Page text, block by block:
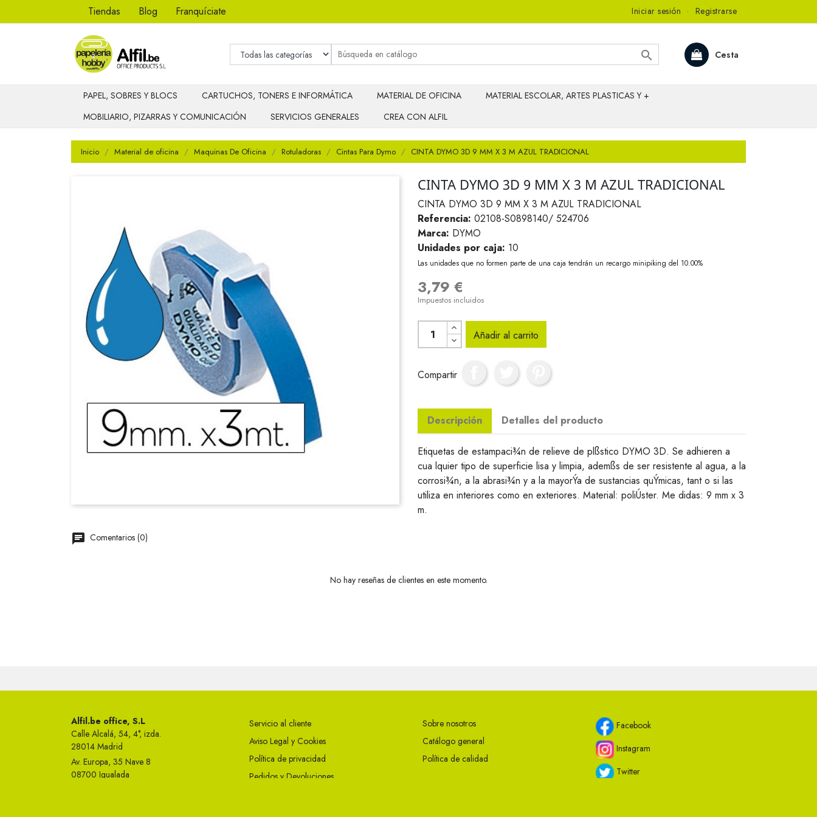
Tiendas Blog Franquíciate Iniciar sesión · Registrarse
Cesta

PAPEL, SOBRES Y BLOCS CARTUCHOS, TONERS E INFORMÁTICA MATERIAL DE OFICINA
MATERIAL ESCOLAR, ARTES PLASTICAS Y +
MOBILIARIO, PIZARRAS Y COMUNICACIÓN
SERVICIOS GENERALES CREA CON ALFIL
Inicio Material de oficina Maquinas De Oficina Rotuladoras Cintas Para Dymo CINTA DYMO 3D 9 MM X 3 M AZUL TRADICIONAL
CINTA DYMO 3D 9 MM X 3 M AZUL TRADICIONAL
CINTA DYMO 3D 9 MM X 3 M AZUL TRADICIONAL
Referencia: 02108-S0898140/ 524706
Marca: DYMO
Unidades por caja: 10
Las unidades que no formen parte de una caja tendrán un recargo minipiking del 10.00%
3,79 €
Impuestos incluidos
Añadir al carrito
Compartir
Descripción Detalles del producto
Etiquetas de estampaci¾n de relieve de plßstico DYMO 3D. Se adhieren a
cua lquier tipo de superficie lisa y limpia, ademßs de ser resistente al agua, a la
corrosi¾n, a la abrasi¾n y a la mayorÝa de sustancias quÝmicas, tant o si las
utiliza en interiores como en exteriores. Material: poliÚster. Me didas: 9 mm x 3
m.
Comentarios (0)
No hay reseñas de clientes en este momento.
Alfil.be office, S.L
Calle Alcalá, 54, 4°, izda.
28014 Madrid
Av. Europa, 35 Nave 8
08700 Igualada
Servicio al cliente
Aviso Legal y Cookies
Política de privacidad
Pedidos y Devoluciones
Sobre nosotros
Catálogo general
Política de calidad
Facebook
Instagram
Twitter